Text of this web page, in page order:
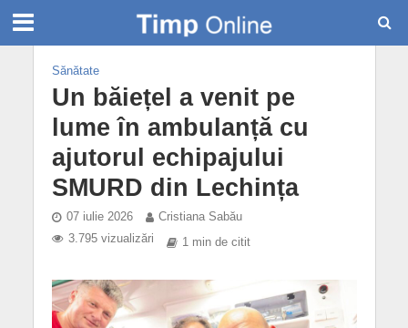
Sănătate
Un băiețel a venit pe
lume în ambulanță cu
ajutorul echipajului
SMURD din Lechința
07 iulie 2026
Cristiana Sabău
3.795 vizualizări
1 min de citit